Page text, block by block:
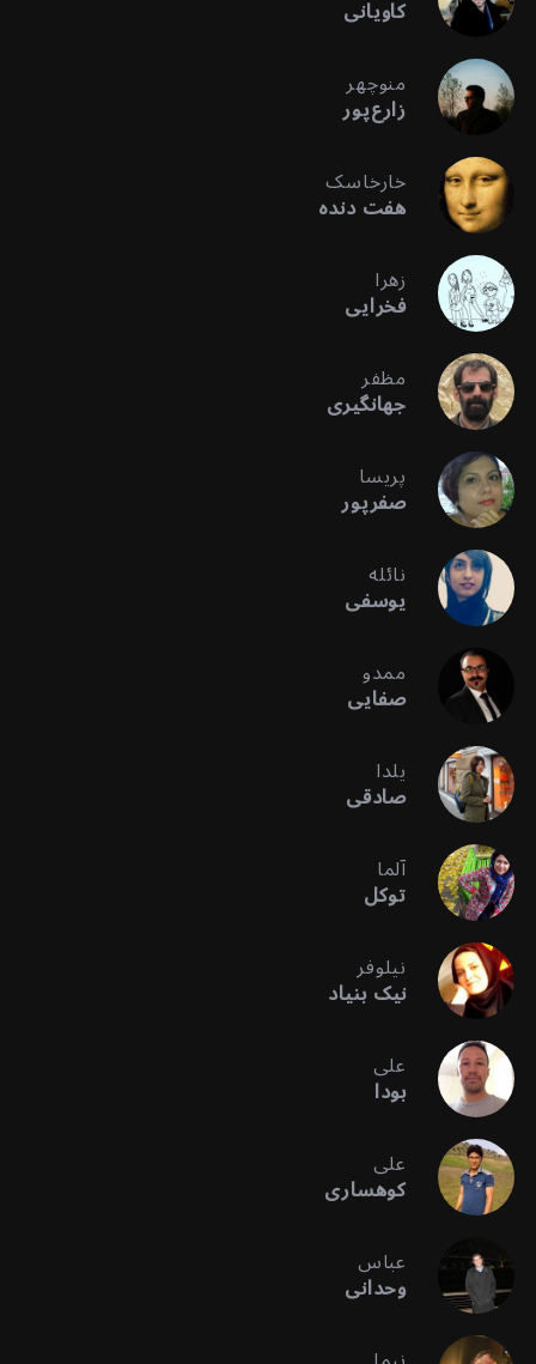
کاویانی
منوچهر
زارع‌پور
خارخاسک
هفت دنده
زهرا
فخرایی
مظفر
جهانگیری
پریسا
صفرپور
نائله
یوسفی
ممدو
صفایی
یلدا
صادقی
آلما
توکل
نیلوفر
نیک بنیاد
علی
بودا
علی
کوهساری
عباس
وحدانی